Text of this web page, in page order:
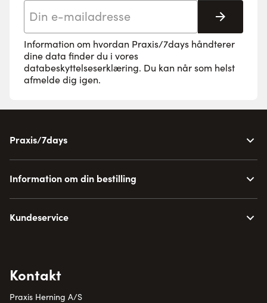
Tilmeld
Information om hvordan Praxis/7days håndterer
dine data finder du i vores
databeskyttelseserklæring. Du kan når som helst
afmelde dig igen.
Praxis/7days
Information om din bestilling
Kundeservice
Kontakt
Praxis Herning A/S